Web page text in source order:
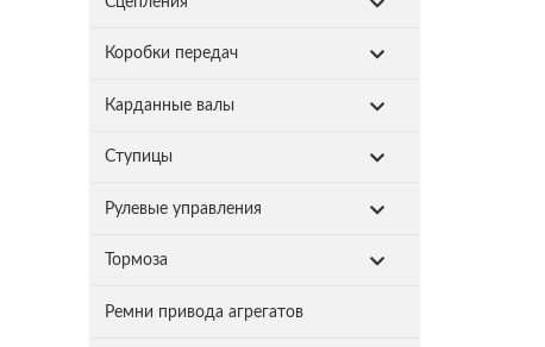
Коробки передач
Карданные валы
Ступицы
Рулевые управления
Тормоза
Ремни привода агрегатов